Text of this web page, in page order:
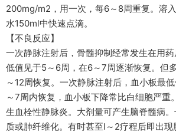
200mg/m2，用一次，每6～8周重复。溶
水150ml中快速点滴。
【不良反应】
一次静脉注射后，骨髓抑制经常发生在用
低值见于5～6周，在6～7周逐渐恢复。但
～12周恢复。一次静脉注射后，血小板最
～7周内恢复，血小板下降常比白细胞严重
生血栓性静脉炎。大剂量可产生脑脊髓病
质或肺纤维化。有时甚至l～2疗程后即出